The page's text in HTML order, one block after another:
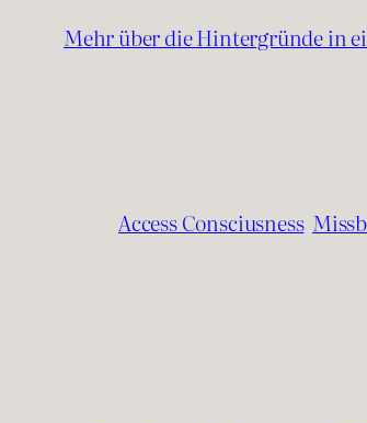
Mehr über die Hintergründe in
Access Consciusness